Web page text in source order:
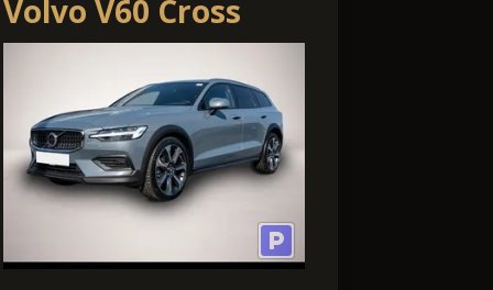
Volvo V60 Cross
Country B4 AWD
Plus LED
Harman/Karon 3